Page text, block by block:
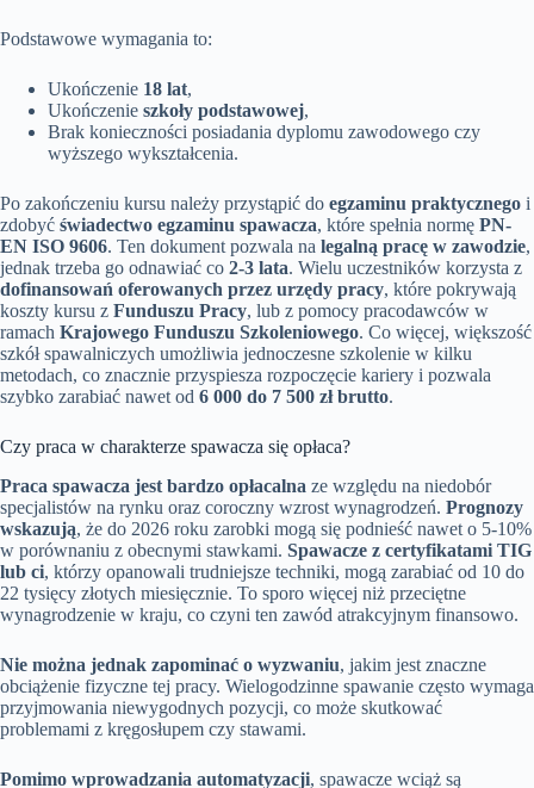
Podstawowe wymagania to:
Ukończenie 18 lat,
Ukończenie szkoły podstawowej,
Brak konieczności posiadania dyplomu zawodowego czy
wyższego wykształcenia.
Po zakończeniu kursu należy przystąpić do egzaminu praktycznego i
zdobyć świadectwo egzaminu spawacza, które spełnia normę PN-
EN ISO 9606. Ten dokument pozwala na legalną pracę w zawodzie,
jednak trzeba go odnawiać co 2-3 lata. Wielu uczestników korzysta z
dofinansowań oferowanych przez urzędy pracy, które pokrywają
koszty kursu z Funduszu Pracy, lub z pomocy pracodawców w
ramach Krajowego Funduszu Szkoleniowego. Co więcej, większość
szkół spawalniczych umożliwia jednoczesne szkolenie w kilku
metodach, co znacznie przyspiesza rozpoczęcie kariery i pozwala
szybko zarabiać nawet od 6 000 do 7 500 zł brutto.
Czy praca w charakterze spawacza się opłaca?
Praca spawacza jest bardzo opłacalna ze względu na niedobór
specjalistów na rynku oraz coroczny wzrost wynagrodzeń. Prognozy
wskazują, że do 2026 roku zarobki mogą się podnieść nawet o 5-10%
w porównaniu z obecnymi stawkami. Spawacze z certyfikatami TIG
lub ci, którzy opanowali trudniejsze techniki, mogą zarabiać od 10 do
22 tysięcy złotych miesięcznie. To sporo więcej niż przeciętne
wynagrodzenie w kraju, co czyni ten zawód atrakcyjnym finansowo.
Nie można jednak zapominać o wyzwaniu, jakim jest znaczne
obciążenie fizyczne tej pracy. Wielogodzinne spawanie często wymaga
przyjmowania niewygodnych pozycji, co może skutkować
problemami z kręgosłupem czy stawami.
Pomimo wprowadzania automatyzacji, spawacze wciąż są